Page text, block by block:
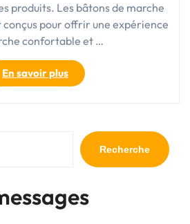
produits. Les bâtons de marche
pour offrir une expérience
confortable et …
En savoir plus« Les
bâtons
nordique
Attrac
parfaite
entre
Recherche